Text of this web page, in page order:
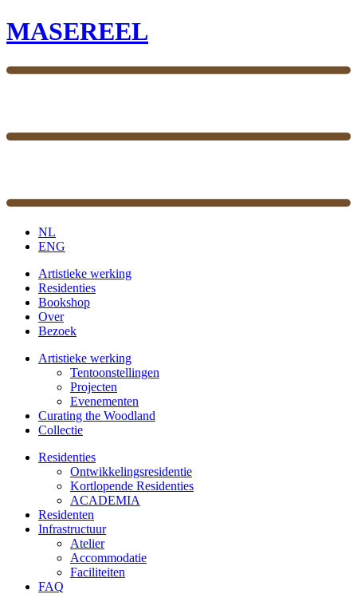
MASEREEL
NL
ENG
Artistieke werking
Residenties
Bookshop
Over
Bezoek
Artistieke werking
Tentoonstellingen
Projecten
Evenementen
Curating the Woodland
Collectie
Residenties
Ontwikkelings­residentie
Kortlopende Residenties
ACADEMIA
Residenten
Infrastructuur
Atelier
Accommodatie
Faciliteiten
FAQ